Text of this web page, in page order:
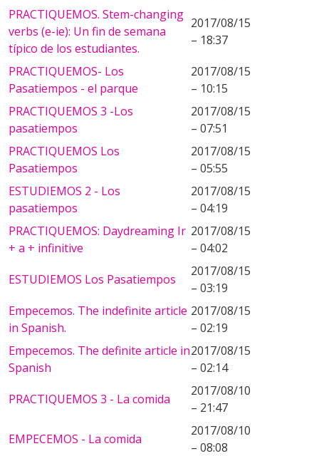
PRACTIQUEMOS. Stem-changing
verbs (e-ie): Un fin de semana
típico de los estudiantes.
2017/08/15
– 18:37
PRACTIQUEMOS- Los
Pasatiempos - el parque
2017/08/15
– 10:15
PRACTIQUEMOS 3 -Los
pasatiempos
2017/08/15
– 07:51
PRACTIQUEMOS Los
Pasatiempos
2017/08/15
– 05:55
ESTUDIEMOS 2 - Los
pasatiempos
2017/08/15
– 04:19
PRACTIQUEMOS: Daydreaming Ir
+ a + infinitive
2017/08/15
– 04:02
ESTUDIEMOS Los Pasatiempos
2017/08/15
– 03:19
Empecemos. The indefinite article
in Spanish.
2017/08/15
– 02:19
Empecemos. The definite article in
Spanish
2017/08/15
– 02:14
PRACTIQUEMOS 3 - La comida
2017/08/10
– 21:47
EMPECEMOS - La comida
2017/08/10
– 08:08